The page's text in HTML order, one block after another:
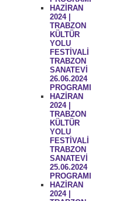
HAZİRAN
2024 |
TRABZON
KÜLTÜR
YOLU
FESTİVALİ
TRABZON
SANATEVİ
26.06.2024
PROGRAMI
HAZİRAN
2024 |
TRABZON
KÜLTÜR
YOLU
FESTİVALİ
TRABZON
SANATEVİ
25.06.2024
PROGRAMI
HAZİRAN
2024 |